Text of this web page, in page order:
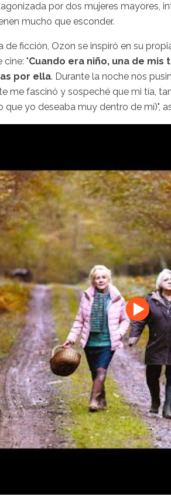
por dos mujeres mayores,
mucho que esconder.
de ficción, Ozon se inspiró en su
"Cuando era niño, una de
por ella. Durante la noche nos
me fascinó y sospeché que mi tía,
yo deseaba muy dentro de mí)",